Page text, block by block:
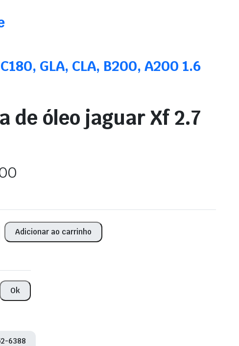
GLA, CLA, B200, A200 1.6
de óleo jaguar Xf 2.7
Adicionar ao carrinho
Ok
6388